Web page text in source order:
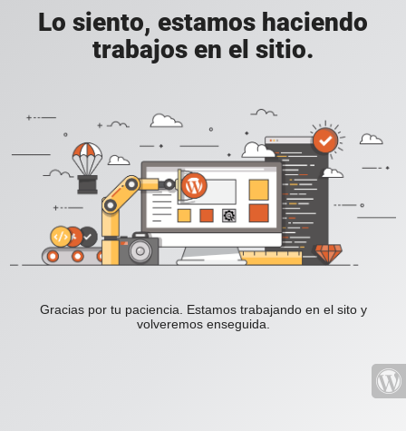
Lo siento, estamos haciendo
trabajos en el sitio.
Gracias por tu paciencia. Estamos trabajando en el sito y
volveremos enseguida.